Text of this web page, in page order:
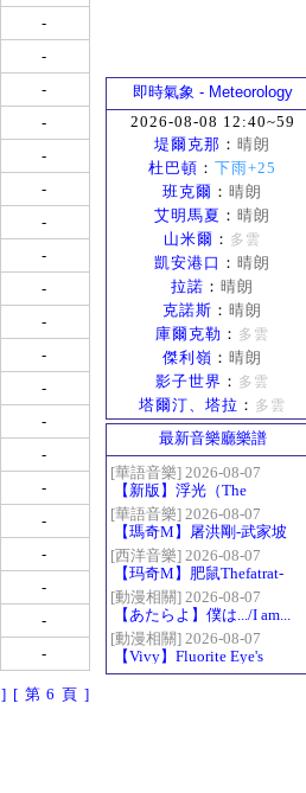
-
-
-
-
-
-
-
-
-
-
-
-
-
-
-
-
-
-
-
-
[ 第 6 頁 ]
即時氣象 - Meteorology
2026-08-08 12:40~59
堤爾克那 ： 晴朗
杜巴頓 ： 下雨+25
班克爾 ： 晴朗
艾明馬夏 ： 晴朗
山米爾 ： 多雲
凱安港口 ： 晴朗
拉諾 ： 晴朗
克諾斯 ： 晴朗
庫爾克勒 ： 多雲
傑利嶺 ： 晴朗
影子世界 ： 多雲
塔爾汀、塔拉 ： 多雲
最新音樂廳樂譜
[華語音樂] 2026-08-07
【新版】浮光（The
History）：六和弦
[華語音樂] 2026-08-07
【瑪奇M】屠洪剛-武家坡
2021
[西洋音樂] 2026-08-07
【玛奇M】肥鼠Thefatrat-
Monody
[動漫相關] 2026-08-07
【あたらよ】僕は.../I am...
（我內心的糟糕念頭/僕の
心のヤバイやつ第二季
OP）
[動漫相關] 2026-08-07
【Vivy】Fluorite Eye's
Song